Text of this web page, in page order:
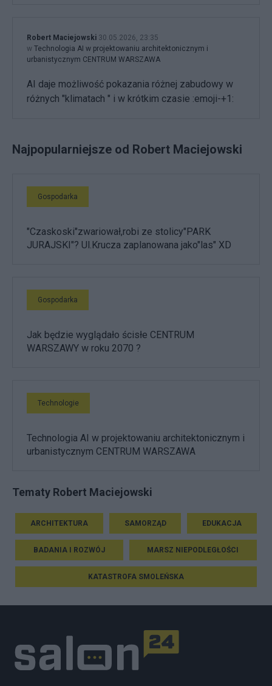
Robert Maciejowski 30.05.2026, 23:35
w Technologia AI w projektowaniu architektonicznym i
urbanistycznym CENTRUM WARSZAWA
AI daje możliwość pokazania różnej zabudowy w
różnych "klimatach " i w krótkim czasie :emoji-+1:
Najpopularniejsze od Robert Maciejowski
Gospodarka
"Czaskoski"zwariował,robi ze stolicy"PARK
JURAJSKI"? Ul.Krucza zaplanowana jako"las" XD
Gospodarka
Jak będzie wyglądało ścisłe CENTRUM
WARSZAWY w roku 2070 ?
Technologie
Technologia AI w projektowaniu architektonicznym i
urbanistycznym CENTRUM WARSZAWA
Tematy Robert Maciejowski
ARCHITEKTURA SAMORZĄD EDUKACJA
BADANIA I ROZWÓJ MARSZ NIEPODLEGŁOŚCI
KATASTROFA SMOLEŃSKA